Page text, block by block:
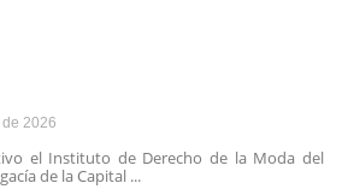
2026
el Instituto de Derecho de la Moda del
de la Capital ...